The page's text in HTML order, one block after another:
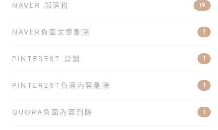
NAVER 部落格 19
NAVER負面文章刪除 1
PINTEREST 營銷 1
PINTEREST負面內容刪除 1
QUORA負面內容刪除 1